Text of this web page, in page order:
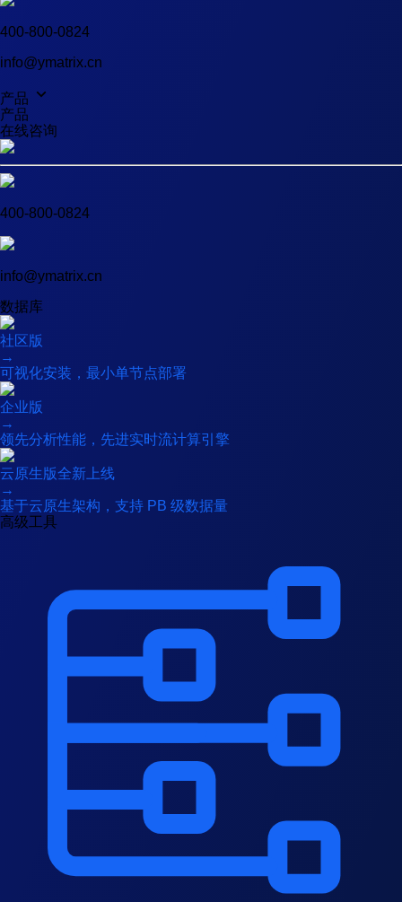
400-800-0824
info@ymatrix.cn
产品
产品
在线咨询
400-800-0824
info@ymatrix.cn
数据库
社区版
→
可视化安装，最小单节点部署
企业版
→
领先分析性能，先进实时流计算引擎
云原生版全新上线
→
基于云原生架构，支持 PB 级数据量
高级工具